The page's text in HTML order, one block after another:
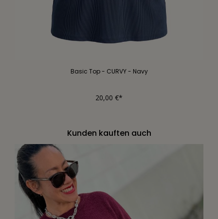
Basic Top - CURVY - Navy
20,00 €*
Kunden kauften auch